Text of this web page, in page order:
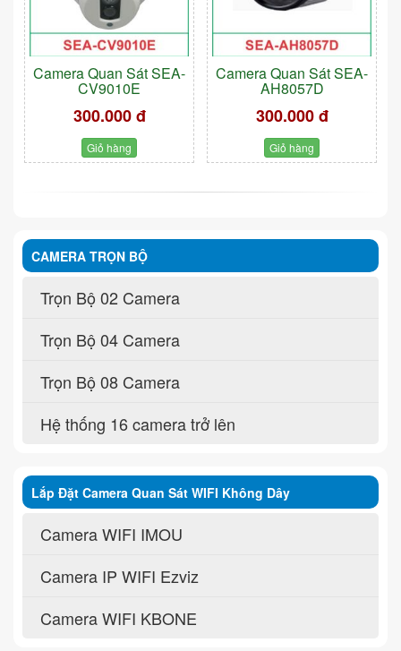
Camera Quan Sát SEA-
CV9010E
300.000 đ
Giỏ hàng
Camera Quan Sát SEA-
AH8057D
300.000 đ
Giỏ hàng
CAMERA TRỌN BỘ
Trọn Bộ 02 Camera
Trọn Bộ 04 Camera
Trọn Bộ 08 Camera
Hệ thống 16 camera trở lên
Lắp Đặt Camera Quan Sát WIFI Không Dây
Camera WIFI IMOU
Camera IP WIFI Ezviz
Camera WIFI KBONE